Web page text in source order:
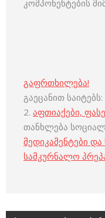
კომპონენტების
გაფრთხილება!
გაეცანით საიტებს:
2. აფთიაქები,
თანხლება
მედიკამენტები
სამკურნალო